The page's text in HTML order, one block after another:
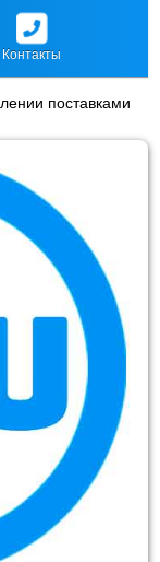
Контакты
поставками